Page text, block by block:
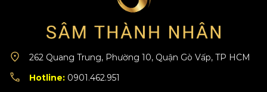
262 Quang Trung, Phường 10, Quận Gò Vấp, TP HCM
Hotline: 0901.462.951